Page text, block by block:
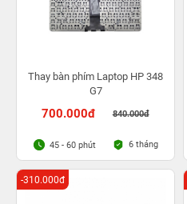
Thay bàn phím Laptop HP 348
G7
700.000đ 840.000đ
45 - 60 phút 6 tháng
-310.000đ